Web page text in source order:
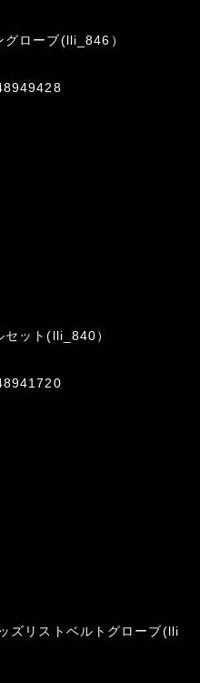
ローブ(lli_846）
ット(lli_840）
ズリストベルトグローブ(lli